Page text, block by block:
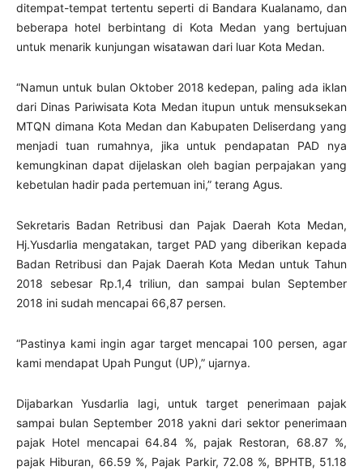
ditempat-tempat tertentu seperti di Bandara Kualanamo, dan
beberapa hotel berbintang di Kota Medan yang bertujuan
untuk menarik kunjungan wisatawan dari luar Kota Medan.
“Namun untuk bulan Oktober 2018 kedepan, paling ada iklan
dari Dinas Pariwisata Kota Medan itupun untuk mensuksekan
MTQN dimana Kota Medan dan Kabupaten Deliserdang yang
menjadi tuan rumahnya, jika untuk pendapatan PAD nya
kemungkinan dapat dijelaskan oleh bagian perpajakan yang
kebetulan hadir pada pertemuan ini,” terang Agus.
Sekretaris Badan Retribusi dan Pajak Daerah Kota Medan,
Hj.Yusdarlia mengatakan, target PAD yang diberikan kepada
Badan Retribusi dan Pajak Daerah Kota Medan untuk Tahun
2018 sebesar Rp.1,4 triliun, dan sampai bulan September
2018 ini sudah mencapai 66,87 persen.
“Pastinya kami ingin agar target mencapai 100 persen, agar
kami mendapat Upah Pungut (UP),” ujarnya.
Dijabarkan Yusdarlia lagi, untuk target penerimaan pajak
sampai bulan September 2018 yakni dari sektor penerimaan
pajak Hotel mencapai 64.84 %, pajak Restoran, 68.87 %,
pajak Hiburan, 66.59 %, Pajak Parkir, 72.08 %, BPHTB, 51.18